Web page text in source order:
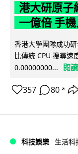
港大研原子
一億倍 手
香港大學團隊成功
比傳統 CPU 搜尋速
0.00000000...
閱
357 80 ↗
科技娛樂 生活科